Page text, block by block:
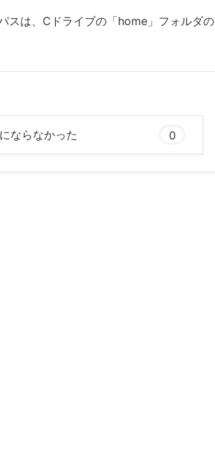
スは、Cドライブの「home」フォルダの
ならなかった 0